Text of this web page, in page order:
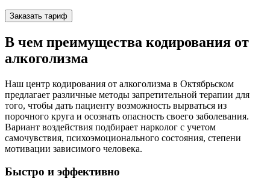
Заказать тариф
В чем преимущества кодирования от
алкоголизма
Наш центр кодирования от алкоголизма в Октябрьском
предлагает различные методы запретительной терапии для
того, чтобы дать пациенту возможность вырваться из
порочного круга и осознать опасность своего заболевания.
Вариант воздействия подбирает нарколог с учетом
самочувствия, психоэмоционального состояния, степени
мотивации зависимого человека.
Быстро и эффективно